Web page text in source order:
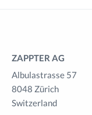
ZAPPTER AG
Albulastrasse 57
8048 Zürich
Switzerland